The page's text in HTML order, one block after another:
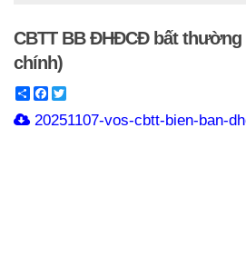
CBTT BB ĐHĐCĐ bất thường
chính)
ShareFacebook
20251107-vos-cbtt-bien-ban-